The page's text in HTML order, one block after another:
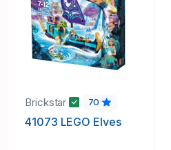
Brickstar 70
41073 LEGO Elves